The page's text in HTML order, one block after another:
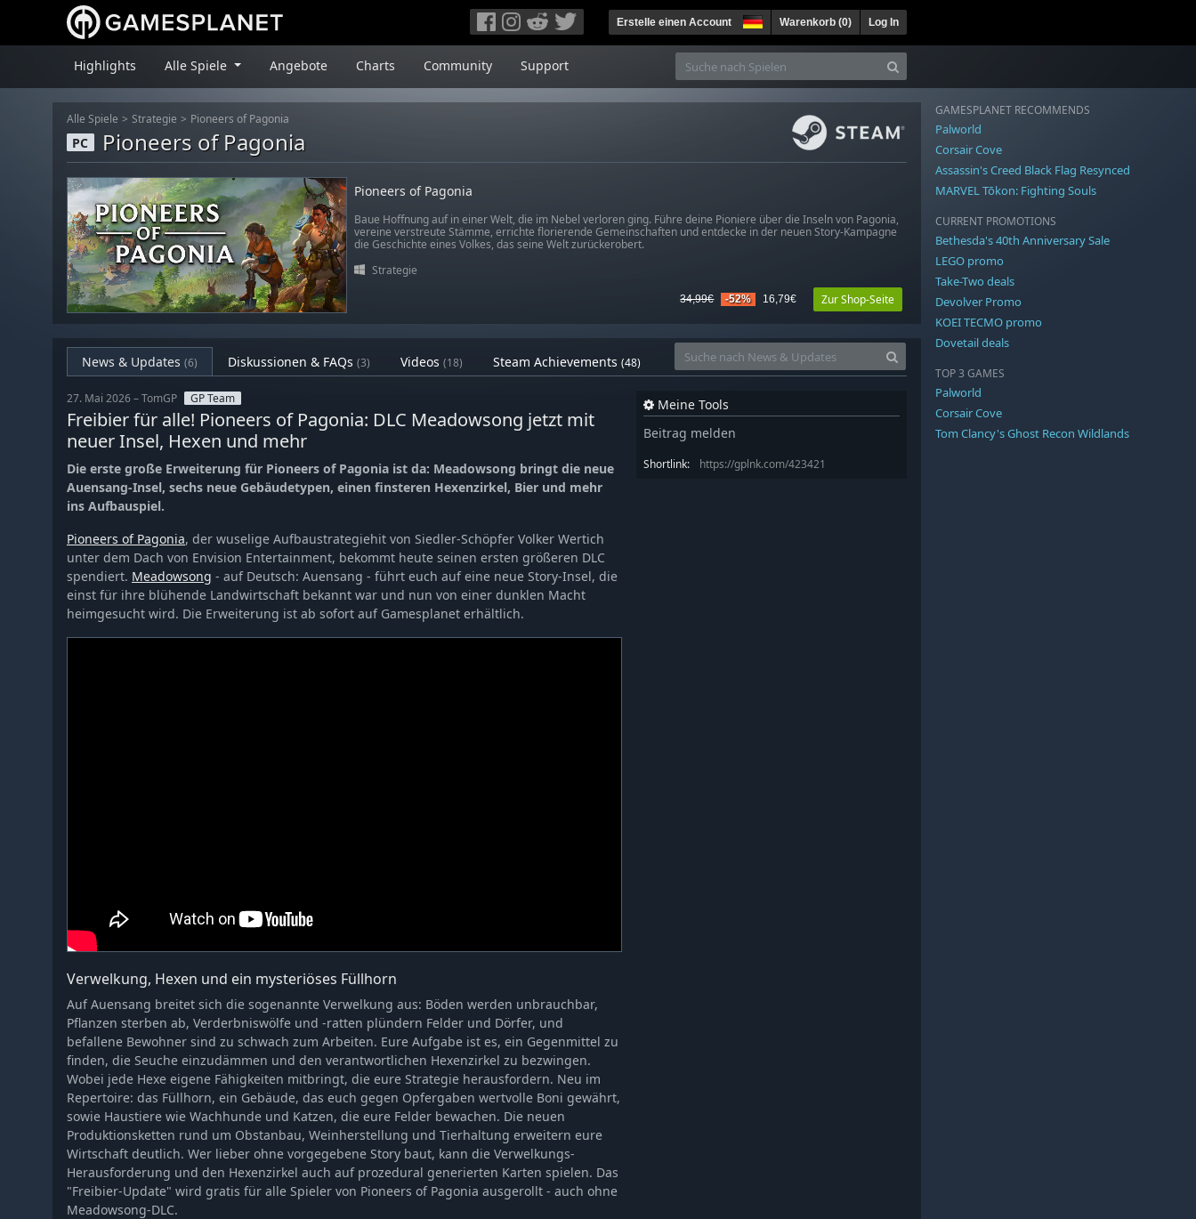
Erstelle einen Account Warenkorb (0) Log In
Highlights Alle Spiele Angebote Charts Community Support
Alle Spiele Strategie Pioneers of Pagonia
PC Pioneers of Pagonia
Pioneers of Pagonia
Baue Hoffnung auf in einer Welt, die im Nebel verloren ging. Führe deine Pioniere über die Inseln von Pagonia,
vereine verstreute Stämme, errichte florierende Gemeinschaften und entdecke in der neuen Story-Kampagne
die Geschichte eines Volkes, das seine Welt zurückerobert.
Strategie
34,99€ -52% 16,79€ Zur Shop-Seite
News & Updates (6) Diskussionen & FAQs (3) Videos (18) Steam Achievements (48)
27. Mai 2026 – TomGP GP Team
Freibier für alle! Pioneers of Pagonia: DLC Meadowsong jetzt mit
neuer Insel, Hexen und mehr
Die erste große Erweiterung für Pioneers of Pagonia ist da: Meadowsong bringt die neue
Auensang-Insel, sechs neue Gebäudetypen, einen finsteren Hexenzirkel, Bier und mehr
ins Aufbauspiel.
Pioneers of Pagonia, der wuselige Aufbaustrategiehit von Siedler-Schöpfer Volker Wertich
unter dem Dach von Envision Entertainment, bekommt heute seinen ersten größeren DLC
spendiert. Meadowsong - auf Deutsch: Auensang - führt euch auf eine neue Story-Insel, die
einst für ihre blühende Landwirtschaft bekannt war und nun von einer dunklen Macht
heimgesucht wird. Die Erweiterung ist ab sofort auf Gamesplanet erhältlich.
Verwelkung, Hexen und ein mysteriöses Füllhorn
Auf Auensang breitet sich die sogenannte Verwelkung aus: Böden werden unbrauchbar,
Pflanzen sterben ab, Verderbniswölfe und -ratten plündern Felder und Dörfer, und
befallene Bewohner sind zu schwach zum Arbeiten. Eure Aufgabe ist es, ein Gegenmittel zu
finden, die Seuche einzudämmen und den verantwortlichen Hexenzirkel zu bezwingen.
Wobei jede Hexe eigene Fähigkeiten mitbringt, die eure Strategie herausfordern. Neu im
Repertoire: das Füllhorn, ein Gebäude, das euch gegen Opfergaben wertvolle Boni gewährt,
sowie Haustiere wie Wachhunde und Katzen, die eure Felder bewachen. Die neuen
Produktionsketten rund um Obstanbau, Weinherstellung und Tierhaltung erweitern eure
Wirtschaft deutlich. Wer lieber ohne vorgegebene Story baut, kann die Verwelkungs-
Herausforderung und den Hexenzirkel auch auf prozedural generierten Karten spielen. Das
"Freibier-Update" wird gratis für alle Spieler von Pioneers of Pagonia ausgerollt - auch ohne
Meadowsong-DLC.
Meine Tools
Beitrag melden
Shortlink: https://gplnk.com/423421
GAMESPLANET RECOMMENDS
Palworld
Corsair Cove
Assassin's Creed Black Flag Resynced
MARVEL Tōkon: Fighting Souls
CURRENT PROMOTIONS
Bethesda's 40th Anniversary Sale
LEGO promo
Take-Two deals
Devolver Promo
KOEI TECMO promo
Dovetail deals
TOP 3 GAMES
Palworld
Corsair Cove
Tom Clancy's Ghost Recon Wildlands